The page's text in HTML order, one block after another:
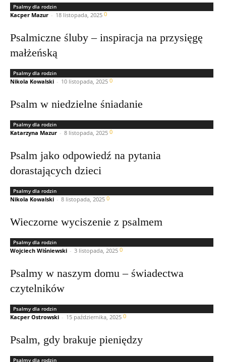
Psalmy dla rodzin
Kacper Mazur - 18 listopada, 2025 0
Psalmiczne śluby – inspiracja na przysięgę
małżeńską
Psalmy dla rodzin
Nikola Kowalski - 10 listopada, 2025 0
Psalm w niedzielne śniadanie
Psalmy dla rodzin
Katarzyna Mazur - 8 listopada, 2025 0
Psalm jako odpowiedź na pytania
dorastających dzieci
Psalmy dla rodzin
Nikola Kowalski - 8 listopada, 2025 0
Wieczorne wyciszenie z psalmem
Psalmy dla rodzin
Wojciech Wiśniewski - 3 listopada, 2025 0
Psalmy w naszym domu – świadectwa
czytelników
Psalmy dla rodzin
Kacper Ostrowski - 15 października, 2025 0
Psalm, gdy brakuje pieniędzy
Psalmy dla rodzin